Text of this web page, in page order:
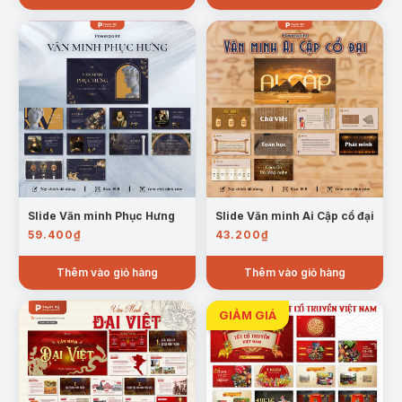
Tinh, đặt nền tảng cho hệ thống chữ cái hiện
đại.
b. Văn học – Các tác phẩm sử thi, bi kịch, hài
kịch và văn học triết học kinh điển.
c. Nghệ thuật– Điêu khắc, hội họa, kiến trúc
vĩ đại như Parthenon, Colosseum.
Trang mẫu Nghệ Thuật
d. Thiên văn học – Lịch pháp– Quan sát bầu
Slide Văn minh Phục Hưng
59.400₫
Thêm vào giỏ hàng
Slide Văn minh Ai Cập cổ đại
43.200₫
Thêm vào giỏ hàng